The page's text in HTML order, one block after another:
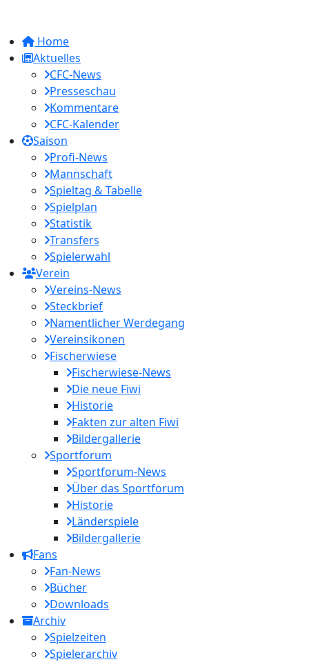
Home
Aktuelles
CFC-News
Presseschau
Kommentare
CFC-Kalender
Saison
Profi-News
Mannschaft
Spieltag & Tabelle
Spielplan
Statistik
Transfers
Spielerwahl
Verein
Vereins-News
Steckbrief
Namentlicher Werdegang
Vereinsikonen
Fischerwiese
Fischerwiese-News
Die neue Fiwi
Historie
Fakten zur alten Fiwi
Bildergallerie
Sportforum
Sportforum-News
Über das Sportforum
Historie
Länderspiele
Bildergallerie
Fans
Fan-News
Bücher
Downloads
Archiv
Spielzeiten
Spielerarchiv